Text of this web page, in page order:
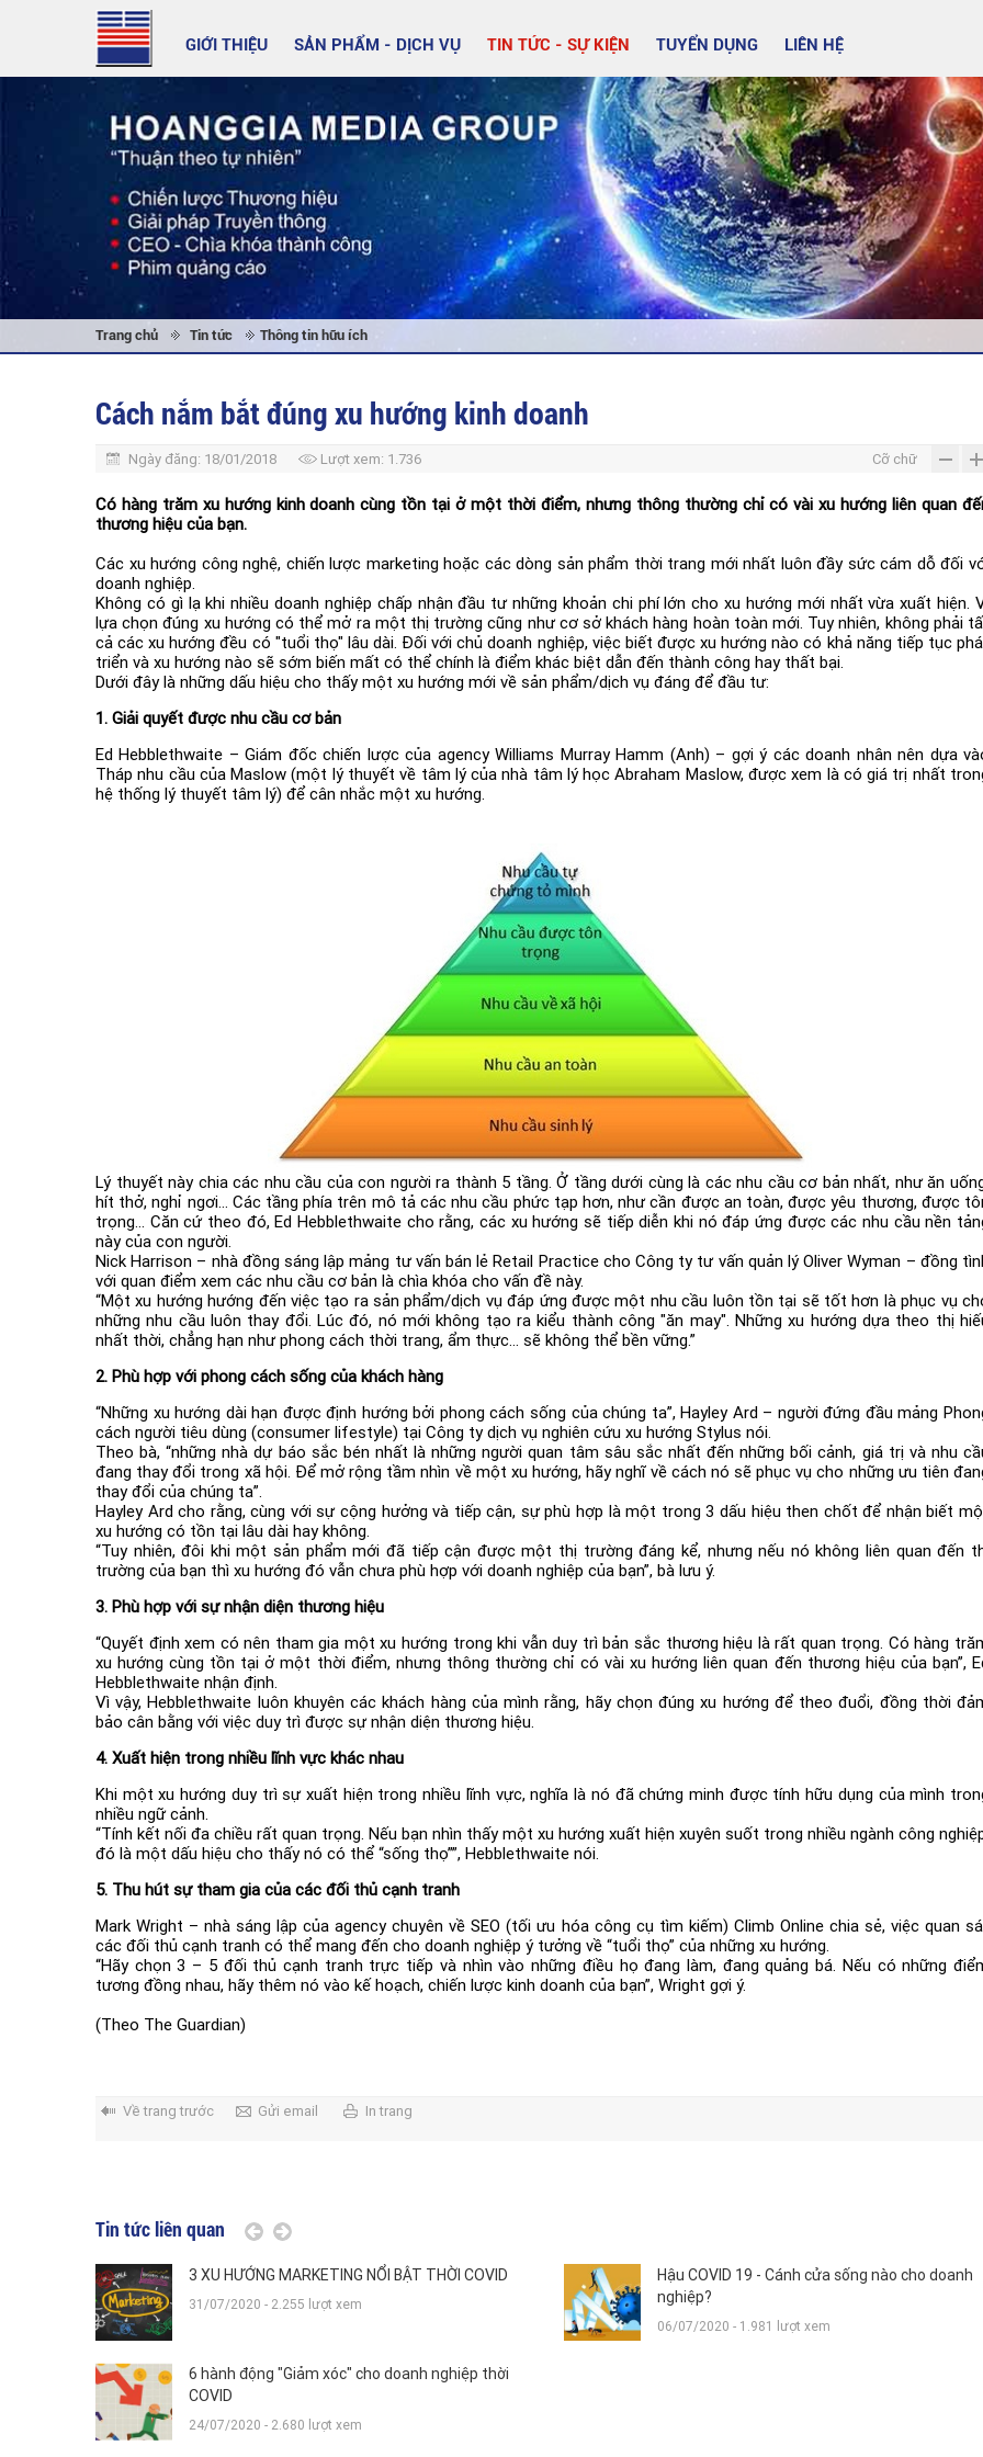
GIỚI THIỆU SẢN PHẨM - DỊCH VỤ TIN TỨC - SỰ KIỆN TUYỂN DỤNG LIÊN HỆ
Trang chủ Tin tức Thông tin hữu ích
Cách nắm bắt đúng xu hướng kinh doanh
Ngày đăng: 18/01/2018 Lượt xem: 1.736 Cỡ chữ
Có hàng trăm xu hướng kinh doanh cùng tồn tại ở một thời điểm, nhưng thông thường chỉ có vài xu hướng liên quan
thương hiệu của bạn.
Các xu hướng công nghệ, chiến lược marketing hoặc các dòng sản phẩm thời trang mới nhất luôn đầy sức cám dỗ đối
doanh nghiệp.
Không có gì lạ khi nhiều doanh nghiệp chấp nhận đầu tư những khoản chi phí lớn cho xu hướng mới nhất vừa xuất hiện.
lựa chọn đúng xu hướng có thể mở ra một thị trường cũng như cơ sở khách hàng hoàn toàn mới. Tuy nhiên, không phải
cả các xu hướng đều có "tuổi thọ" lâu dài. Đối với chủ doanh nghiệp, việc biết được xu hướng nào có khả năng tiếp tục
triển và xu hướng nào sẽ sớm biến mất có thể chính là điểm khác biệt dẫn đến thành công hay thất bại.
Dưới đây là những dấu hiệu cho thấy một xu hướng mới về sản phẩm/dịch vụ đáng để đầu tư:
1. Giải quyết được nhu cầu cơ bản
Ed Hebblethwaite – Giám đốc chiến lược của agency Williams Murray Hamm (Anh) – gợi ý các doanh nhân nên dựa
Tháp nhu cầu của Maslow (một lý thuyết về tâm lý của nhà tâm lý học Abraham Maslow, được xem là có giá trị nhất
hệ thống lý thuyết tâm lý) để cân nhắc một xu hướng.
Lý thuyết này chia các nhu cầu của con người ra thành 5 tầng. Ở tầng dưới cùng là các nhu cầu cơ bản nhất, như ăn
hít thở, nghỉ ngơi… Các tầng phía trên mô tả các nhu cầu phức tạp hơn, như cần được an toàn, được yêu thương, được
trọng… Căn cứ theo đó, Ed Hebblethwaite cho rằng, các xu hướng sẽ tiếp diễn khi nó đáp ứng được các nhu cầu nền
này của con người.
Nick Harrison – nhà đồng sáng lập mảng tư vấn bán lẻ Retail Practice cho Công ty tư vấn quản lý Oliver Wyman – đồng
với quan điểm xem các nhu cầu cơ bản là chìa khóa cho vấn đề này.
“Một xu hướng hướng đến việc tạo ra sản phẩm/dịch vụ đáp ứng được một nhu cầu luôn tồn tại sẽ tốt hơn là phục vụ
những nhu cầu luôn thay đổi. Lúc đó, nó mới không tạo ra kiểu thành công "ăn may". Những xu hướng dựa theo thị
nhất thời, chẳng hạn như phong cách thời trang, ẩm thực... sẽ không thể bền vững.”
2. Phù hợp với phong cách sống của khách hàng
“Những xu hướng dài hạn được định hướng bởi phong cách sống của chúng ta”, Hayley Ard – người đứng đầu mảng
cách người tiêu dùng (consumer lifestyle) tại Công ty dịch vụ nghiên cứu xu hướng Stylus nói.
Theo bà, “những nhà dự báo sắc bén nhất là những người quan tâm sâu sắc nhất đến những bối cảnh, giá trị và nhu
đang thay đổi trong xã hội. Để mở rộng tầm nhìn về một xu hướng, hãy nghĩ về cách nó sẽ phục vụ cho những ưu tiên
thay đổi của chúng ta”.
Hayley Ard cho rằng, cùng với sự cộng hưởng và tiếp cận, sự phù hợp là một trong 3 dấu hiệu then chốt để nhận biết
xu hướng có tồn tại lâu dài hay không.
“Tuy nhiên, đôi khi một sản phẩm mới đã tiếp cận được một thị trường đáng kể, nhưng nếu nó không liên quan đến
trường của bạn thì xu hướng đó vẫn chưa phù hợp với doanh nghiệp của bạn”, bà lưu ý.
3. Phù hợp với sự nhận diện thương hiệu
“Quyết định xem có nên tham gia một xu hướng trong khi vẫn duy trì bản sắc thương hiệu là rất quan trọng. Có hàng
xu hướng cùng tồn tại ở một thời điểm, nhưng thông thường chỉ có vài xu hướng liên quan đến thương hiệu của bạn”,
Hebblethwaite nhận định.
Vì vậy, Hebblethwaite luôn khuyên các khách hàng của mình rằng, hãy chọn đúng xu hướng để theo đuổi, đồng thời
bảo cân bằng với việc duy trì được sự nhận diện thương hiệu.
4. Xuất hiện trong nhiều lĩnh vực khác nhau
Khi một xu hướng duy trì sự xuất hiện trong nhiều lĩnh vực, nghĩa là nó đã chứng minh được tính hữu dụng của mình
nhiều ngữ cảnh.
“Tính kết nối đa chiều rất quan trọng. Nếu bạn nhìn thấy một xu hướng xuất hiện xuyên suốt trong nhiều ngành công
đó là một dấu hiệu cho thấy nó có thể “sống thọ””, Hebblethwaite nói.
5. Thu hút sự tham gia của các đối thủ cạnh tranh
Mark Wright – nhà sáng lập của agency chuyên về SEO (tối ưu hóa công cụ tìm kiếm) Climb Online chia sẻ, việc quan
các đối thủ cạnh tranh có thể mang đến cho doanh nghiệp ý tưởng về “tuổi thọ” của những xu hướng.
“Hãy chọn 3 – 5 đối thủ cạnh tranh trực tiếp và nhìn vào những điều họ đang làm, đang quảng bá. Nếu có những
tương đồng nhau, hãy thêm nó vào kế hoạch, chiến lược kinh doanh của bạn”, Wright gợi ý.
(Theo The Guardian)
Về trang trước Gửi email In trang
Tin tức liên quan
3 XU HƯỚNG MARKETING NỔI BẬT THỜI COVID
31/07/2020 - 2.255 lượt xem
6 hành động "Giảm xóc" cho doanh nghiệp thời
COVID
24/07/2020 - 2.680 lượt xem
Hậu COVID 19 - Cánh cửa sống nào cho doanh
nghiệp?
06/07/2020 - 1.981 lượt xem